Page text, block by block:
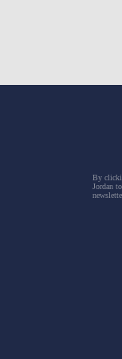
By
Jordan